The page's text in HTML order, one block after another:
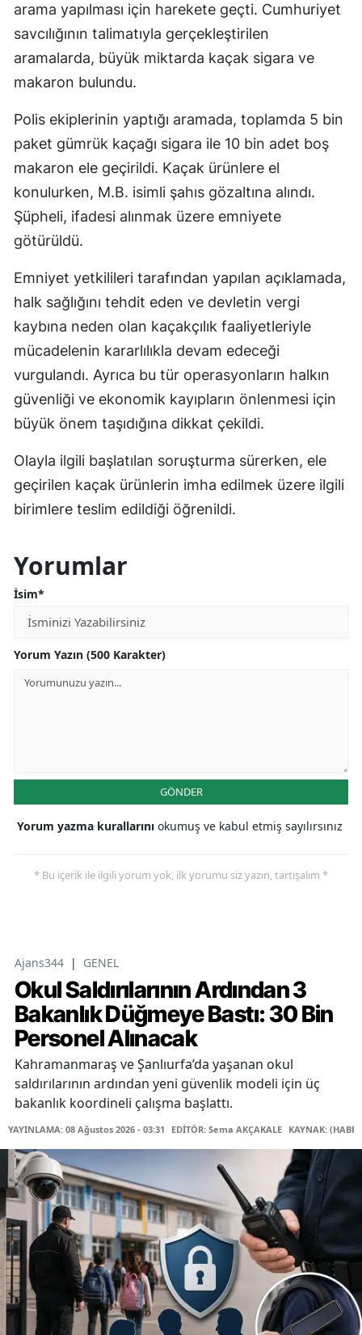
arama yapılması için harekete geçti. Cumhuriyet
savcılığının talimatıyla gerçekleştirilen
aramalarda, büyük miktarda kaçak sigara ve
makaron bulundu.
Polis ekiplerinin yaptığı aramada, toplamda 5 bin
paket gümrük kaçağı sigara ile 10 bin adet boş
makaron ele geçirildi. Kaçak ürünlere el
konulurken, M.B. isimli şahıs gözaltına alındı.
Şüpheli, ifadesi alınmak üzere emniyete
götürüldü.
Emniyet yetkilileri tarafından yapılan açıklamada,
halk sağlığını tehdit eden ve devletin vergi
kaybına neden olan kaçakçılık faaliyetleriyle
mücadelenin kararlılıkla devam edeceği
vurgulandı. Ayrıca bu tür operasyonların halkın
güvenliği ve ekonomik kayıpların önlenmesi için
büyük önem taşıdığına dikkat çekildi.
Olayla ilgili başlatılan soruşturma sürerken, ele
geçirilen kaçak ürünlerin imha edilmek üzere ilgili
birimlere teslim edildiği öğrenildi.
Yorumlar
İsim*
Yorum Yazın (500 Karakter)
GÖNDER
Yorum yazma kurallarını okumuş ve kabul etmiş sayılırsınız
* Bu içerik ile ilgili yorum yok, ilk yorumu siz yazın, tartışalım *
Ajans344 | GENEL
Okul Saldırılarının Ardından 3
Bakanlık Düğmeye Bastı: 30 Bin
Personel Alınacak
Kahramanmaraş ve Şanlıurfa’da yaşanan okul
saldırılarının ardından yeni güvenlik modeli için üç
bakanlık koordineli çalışma başlattı.
YAYINLAMA: 08 Ağustos 2026 - 03:31 EDİTÖR: Sema AKÇAKALE KAYNAK: